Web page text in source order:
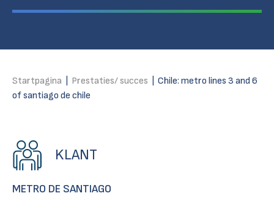
Startpagina Prestaties/ succes
Chile: metro lines 3 and 6
of santiago de chile
KLANT
METRO DE SANTIAGO